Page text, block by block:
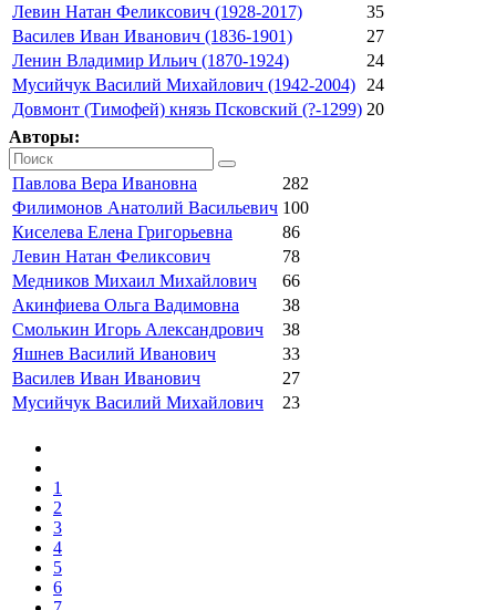
Левин Натан Феликсович (1928-2017)
35
Василев Иван Иванович (1836-1901)
27
Ленин Владимир Ильич (1870-1924)
24
Мусийчук Василий Михайлович (1942-2004)
24
Довмонт (Тимофей) князь Псковский (?-1299) 20
Авторы:
Павлова Вера Ивановна
282
Филимонов Анатолий Васильевич 100
Киселева Елена Григорьевна
86
Левин Натан Феликсович
78
Медников Михаил Михайлович
66
Акинфиева Ольга Вадимовна
38
Смолькин Игорь Александрович
38
Яшнев Василий Иванович
33
Василев Иван Иванович
27
Мусийчук Василий Михайлович
23
1
2
3
4
5
6